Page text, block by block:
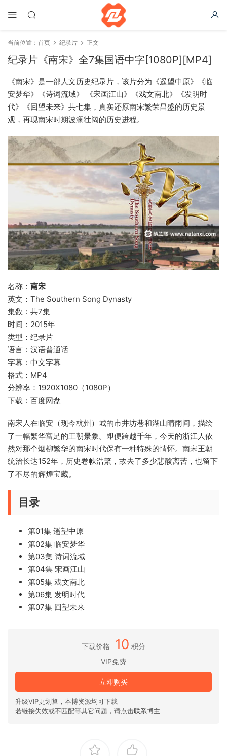
当前位置： 首页 纪录片 正文
纪录片《南宋》全7集国语中字[1080P][MP4]
《南宋》是一部人文历史纪录片，该片分为《遥望中原》《临
安梦华》《诗词流域》 《宋画江山》《戏文南北》《发明时
代》《回望未来》共七集，真实还原南宋繁荣昌盛的历史景
观，再现南宋时期波澜壮阔的历史进程。
名称： 南宋
英文：The Southern Song Dynasty
集数：共7集
时间：2015年
类型：纪录片
语言：汉语普通话
字幕：中文字幕
格式：MP4
分辨率：1920X1080（1080P）
下载：百度网盘
南宋人在临安（现今杭州）城的市井坊巷和湖山晴雨间，描绘
了一幅繁华富足的王朝景象。即便跨越千年，今天的浙江人依
然对那个烟柳繁华的南宋时代保有一种特殊的情怀。南宋王朝
统治长达152年，历史卷帙浩繁，故去了多少悲酸离苦，也留下
了不尽的辉煌宝藏。
目录
第01集 遥望中原
第02集 临安梦华
第03集 诗词流域
第04集 宋画江山
第05集 戏文南北
第06集 发明时代
第07集 回望未来
下载价格 10 积分
VIP免费
立即购买
升级VIP更划算，本博资源均可下载
若链接失效或不匹配等其它问题，请点击联系博主